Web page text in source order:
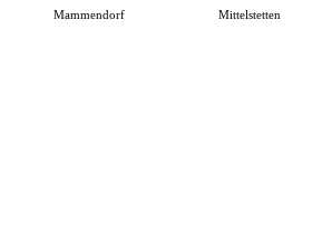
Mammendorf Mittelstetten